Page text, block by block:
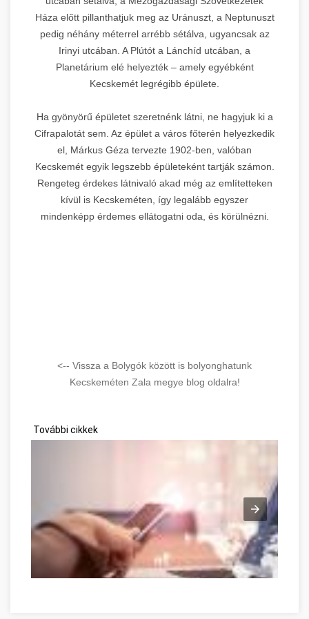
Háza előtt pillanthatjuk meg az Uránuszt, a Neptunuszt
pedig néhány méterrel arrébb sétálva, ugyancsak az
Irinyi utcában. A Plútót a Lánchíd utcában, a
Planetárium elé helyezték – amely egyébként
Kecskemét legrégibb épülete.
Ha gyönyörű épületet szeretnénk látni, ne hagyjuk ki a
Cifrapalotát sem. Az épület a város főterén helyezkedik
el, Márkus Géza tervezte 1902-ben, valóban
Kecskemét egyik legszebb épületeként tartják számon.
Rengeteg érdekes látnivaló akad még az említetteken
kívül is Kecskeméten, így legalább egyszer
mindenképp érdemes ellátogatni oda, és körülnézni.
<-- Vissza a Bolygók között is bolyonghatunk
Kecskeméten Zala megye blog oldalra!
További cikkek